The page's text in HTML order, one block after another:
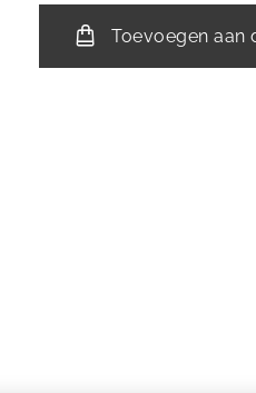
Toevoegen aan